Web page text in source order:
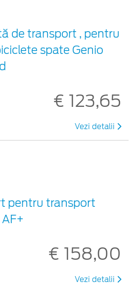
de transport , pentru
spate Genio
€ 123,65
Vezi detalii
pentru transport
€ 158,00
Vezi detalii